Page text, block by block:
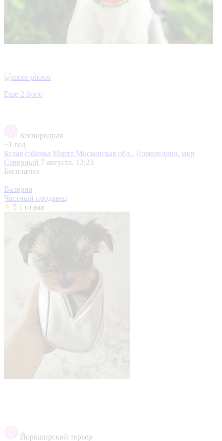
Еще 2 фото
Беспородная
~1 год
Белая собачка Марта Московская обл., Домодедово, мкр
Северный 7 августа, 13:23
Бесплатно
Валерия
Частный продавец
5 1 отзыв
Йоркширский терьер